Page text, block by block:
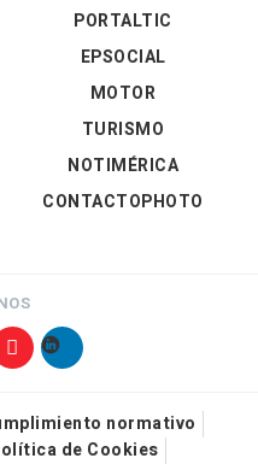
PORTALTIC
EPSOCIAL
MOTOR
TURISMO
NOTIMÉRICA
CONTACTOPHOTO
normativo
de Cookies